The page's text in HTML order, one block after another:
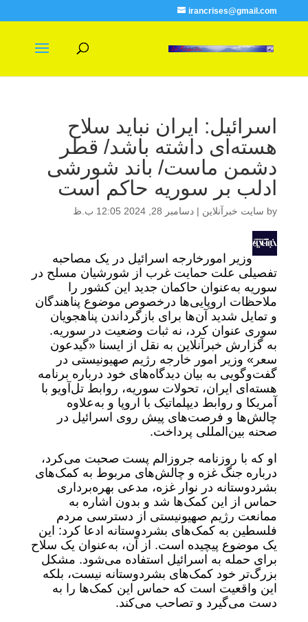
irancrises@gmail.com
اسرائیل: ایران نباید سلاح
هسته‌ای داشته باشد/ قطر
دشمن ماست/ باند شورشی
ادلب بر سوریه حاکم است
by سایت خبرآنلاین | دسامبر 28, 2024 12:05 ب.ظ
وزیر امورخارجه اسرائیل در یک مصاحبه
تفصیلی علت حمایت غرب از شورشیان مسلح در
سوریه به‌عنوان حاکمان جدید این کشور را
ملاحظات اروپایی‌ها درخصوص موضوع پناهندگان
و تمایل شدید آن‌ها برای بازگرداندن پناهجویان
سوری عنوان کرد، نه ثبات وضعیت در سوریه.
به گزارش خبرآنلاین به نقل از ایسنا «گیدعون
سعر» وزیر امور خارجه رژیم صهیونیستی در
گفت‌وگویی به بیان دیدگاه‌های خود درباره برنامه
هسته‌ای ایران، تحولات سوریه، روابط تل‌آویو با
آمریکا و روابط دیپلماتیک با اروپا و به‌علاوه
چالش‌ها و فرصت‌های پیش روی اسرائیل در
صحنه بین‌المللی پرداخت.
او که با روزنامه جروزالم پست صحبت می‌کرد،
درباره جنگ غزه و چالش‌های مربوط به کمک‌های
بشردوستانه در نوار غزه، مدعی بهره‌برداری
حماس از این کمک‌ها شد و بدون اشاره به
ممانعت رژیم صهیونیستی از دسترسی مردم
فلسطین به کمک‌های بشردوستانه ادعا کرد: این
یک موضوع پیچیده است. از آن، به‌عنوان یک سلاح
برای حمله به اسرائیل استفاده می‌شود. مشکل
بزرگ‌تر خود کمک‌های بشردوستانه نیست، بلکه
این واقعیت است که حماس این کمک‌ها را به
دست می‌گیرد و تصاحب می‌کند.